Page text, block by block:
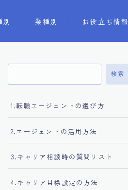
別 業種別 お役立ち情報
検索
1.転職エージェントの選び方
2.エージェントの活用方法
3.キャリア相談時の質問リスト
4.キャリア目標設定の方法